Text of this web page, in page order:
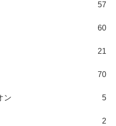
57
60
21
70
ン 5
2